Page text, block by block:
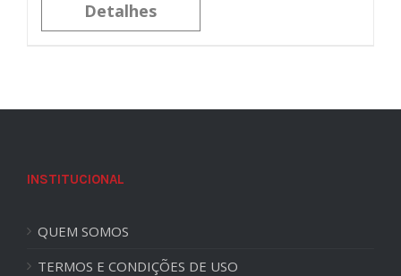
Detalhes
INSTITUCIONAL
QUEM SOMOS
TERMOS E CONDIÇÕES DE USO